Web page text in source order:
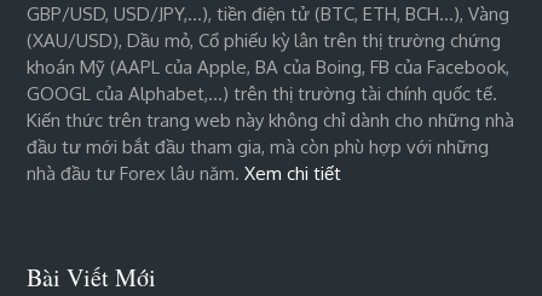
GBP/USD, USD/JPY,…), tiền điện tử (BTC, ETH, BCH…), Vàng
(XAU/USD), Dầu mỏ, Cổ phiếu kỳ lân trên thị trường chứng
khoán Mỹ (AAPL của Apple, BA của Boing, FB của Facebook,
GOOGL của Alphabet,…) trên thị trường tài chính quốc tế.
Kiến thức trên trang web này không chỉ dành cho những nhà
đầu tư mới bắt đầu tham gia, mà còn phù hợp với những
nhà đầu tư Forex lâu năm.Xem chi tiết
Bài Viết Mới